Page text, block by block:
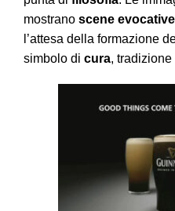
mostrano scene
l’attesa della formazione
simbolo di cura, tradizione